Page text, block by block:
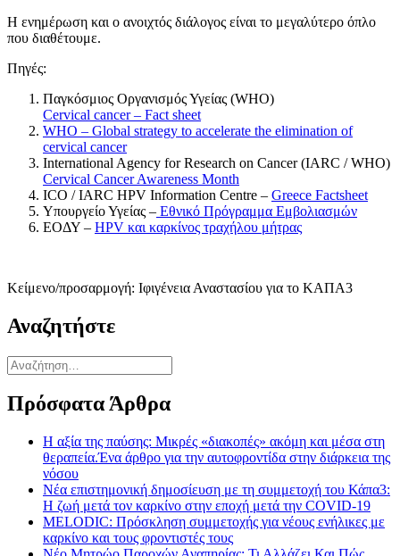
Η ενημέρωση και ο ανοιχτός διάλογος είναι το μεγαλύτερο όπλο
που διαθέτουμε.
Πηγές:
Παγκόσμιος Οργανισμός Υγείας (WHO)
Cervical cancer – Fact sheet
WHO – Global strategy to accelerate the elimination of
cervical cancer
International Agency for Research on Cancer (IARC / WHO)
Cervical Cancer Awareness Month
ICO / IARC HPV Information Centre – Greece Factsheet
Υπουργείο Υγείας – Εθνικό Πρόγραμμα Εμβολιασμών
ΕΟΔΥ – HPV και καρκίνος τραχήλου μήτρας
Κείμενο/προσαρμογή: Ιφιγένεια Αναστασίου για το ΚΑΠΑ3
Αναζητήστε
Αναζήτηση
για:
Πρόσφατα Άρθρα
Η αξία της παύσης: Μικρές «διακοπές» ακόμη και μέσα στη
θεραπεία.Ένα άρθρο για την αυτοφροντίδα στην διάρκεια της
νόσου
Νέα επιστημονική δημοσίευση με τη συμμετοχή του Κάπα3:
Η ζωή μετά τον καρκίνο στην εποχή μετά την COVID-19
MELODIC: Πρόσκληση συμμετοχής για νέους ενήλικες με
καρκίνο και τους φροντιστές τους